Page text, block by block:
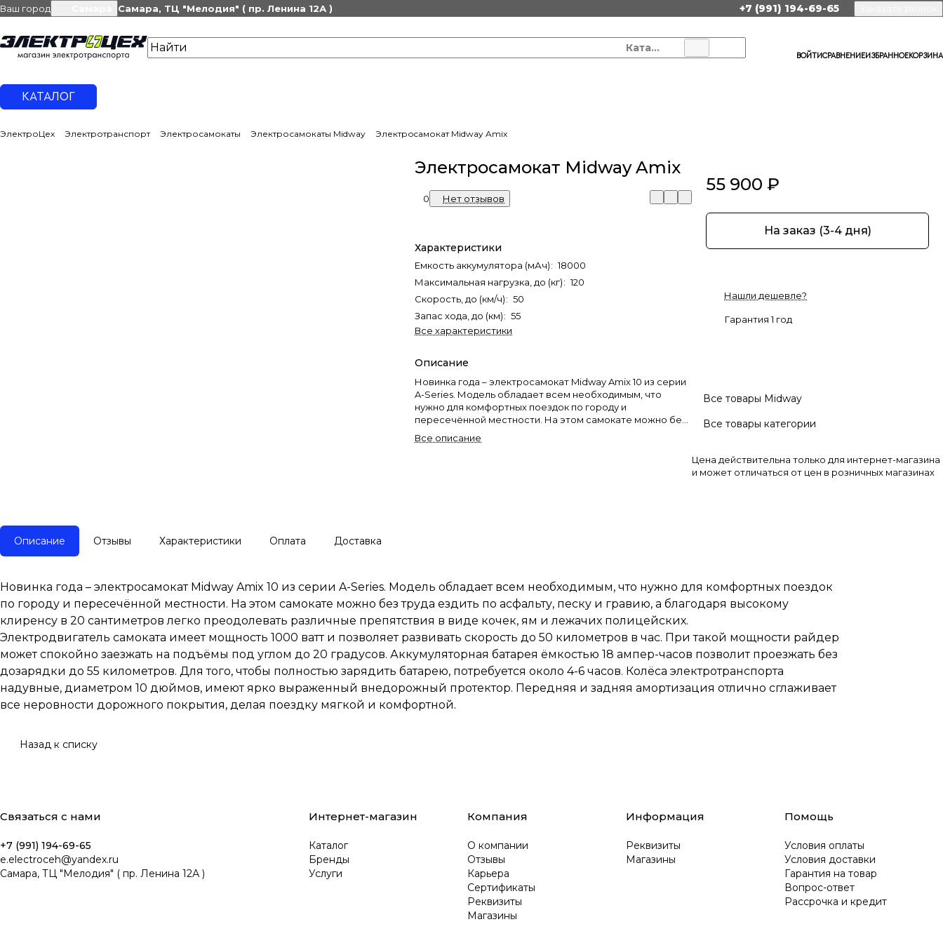
Ваш город Самара, ТЦ "Мелодия" ( пр. Ленина 12А ) +7 (991) 194-69-65
Каталог
ВОЙТИСРАВНЕНИЕИЗБРАННОЕКОРЗИНА
КАТАЛОГ
ЭлектроЦех Электротранспорт Электросамокаты Электросамокаты Midway Электроcамокат Midway Amix
Электроcамокат Midway Amix
0 Нет отзывов
Характеристики
Емкость аккумулятора (мАч): 18000
Максимальная нагрузка, до (кг): 120
Скорость, до (км/ч): 50
Запас хода, до (км): 55
Все характеристики
Описание
Новинка года – электросамокат Midway Amix 10 из серии
A-Series. Модель обладает всем необходимым, что
нужно для комфортных поездок по городу и
пересечённой местности. На этом самокате можно без
высокому клиренсу в 20 сантиметров легко
10 дюймов, имеют ярко выраженный внедорожный
протектор. Передняя и задняя амортизация отлично
сглаживает все неровности дорожного покрытия, делая
поездку мягкой и комфортной.
Все описание
55 900 ₽
На заказ (3-4 дня)
Нашли дешевле?
Гарантия 1 год
Все товары Midway
Все товары категории
Цена действительна только для интернет-магазина
и может отличаться от цен в розничных магазинах
Описание Отзывы Характеристики Оплата Доставка
Новинка года – электросамокат Midway Amix 10 из серии A-Series. Модель обладает всем необходимым, что нужно для комфортных поездок
по городу и пересечённой местности. На этом самокате можно без труда ездить по асфальту, песку и гравию, а благодаря высокому
клиренсу в 20 сантиметров легко преодолевать различные препятствия в виде кочек, ям и лежачих полицейских.
Электродвигатель самоката имеет мощность 1000 ватт и позволяет развивать скорость до 50 километров в час. При такой мощности райдер
может спокойно заезжать на подъёмы под углом до 20 градусов. Аккумуляторная батарея ёмкостью 18 ампер-часов позволит проезжать без
дозарядки до 55 километров. Для того, чтобы полностью зарядить батарею, потребуется около 4-6 часов. Колёса электротранспорта
надувные, диаметром 10 дюймов, имеют ярко выраженный внедорожный протектор. Передняя и задняя амортизация отлично сглаживает
все неровности дорожного покрытия, делая поездку мягкой и комфортной.
Назад к списку
Связаться с нами
+7 (991) 194-69-65
e.electroceh@yandex.ru
Самара, ТЦ "Мелодия" ( пр. Ленина 12А )
Интернет-магазин
Каталог
Бренды
Услуги
Компания
О компании
Отзывы
Карьера
Сертификаты
Реквизиты
Магазины
Информация
Реквизиты
Магазины
Помощь
Условия оплаты
Условия доставки
Гарантия на товар
Вопрос-ответ
Рассрочка и кредит